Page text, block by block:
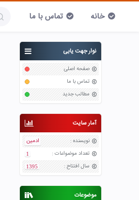
خانه تماس با ما
نوار جهت یابی
صفحه اصلی
تماس با ما
مطالب جدید
آمار سایت
نویسنده :
ادمین
تعداد موضواعات :
1
سال افتتاح :
1395
موضوعات